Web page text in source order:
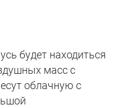
будет находиться
масс с
облачную с